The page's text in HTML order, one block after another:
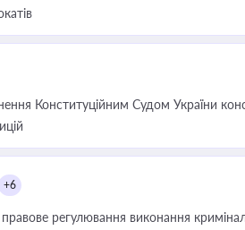
Конституційним Судом України
+6
регулювання виконання